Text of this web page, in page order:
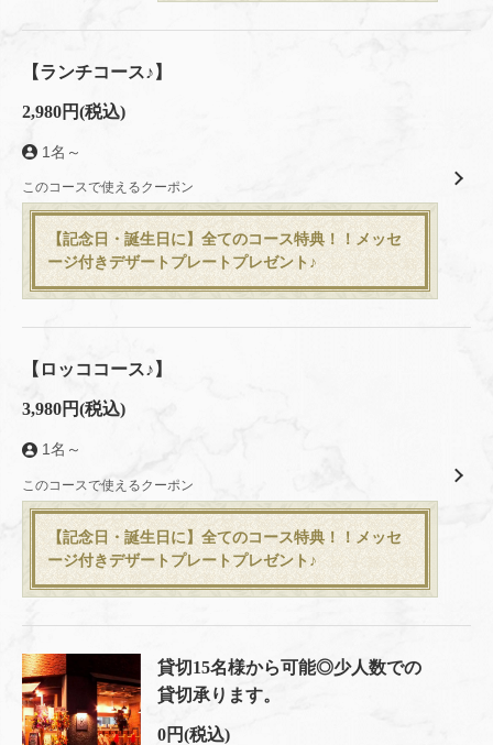
【ランチコース♪】
2,980円(税込)
1名～
このコースで使えるクーポン
【記念日・誕生日に】全てのコース特典！！メッセ
ージ付きデザートプレートプレゼント♪
【ロッココース♪】
3,980円(税込)
1名～
このコースで使えるクーポン
【記念日・誕生日に】全てのコース特典！！メッセ
ージ付きデザートプレートプレゼント♪
貸切15名様から可能◎少人数での
貸切承ります。
0円(税込)
この店舗情報をシェアする
コース | Kitchen Rocco （キッチン ロッコ）
東京都八王子市子安町３‐8‐10
https://kitchenrocco.owst.jp/courses
閉じる